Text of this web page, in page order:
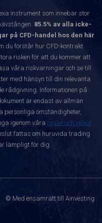
instrument som innebär stor
85.5% av alla icke-
på CFD-handel hos den här
du förstår hur CFD-kontrakt
risken för att du kommer att
våra riskvarningar och se till
med hänsyn till din relevanta
rådgivning. Informationen på
är endast av allmän
personliga omständigheter,
igenom våra regler och villkor
fattas om huruvida trading
lämpligt för dig.
© Med ensamrätt till Ainvesting